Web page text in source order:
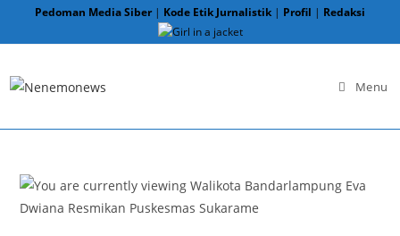
Pedoman Media Siber| Kode Etik Jurnalistik | Profil | Redaksi
Menu